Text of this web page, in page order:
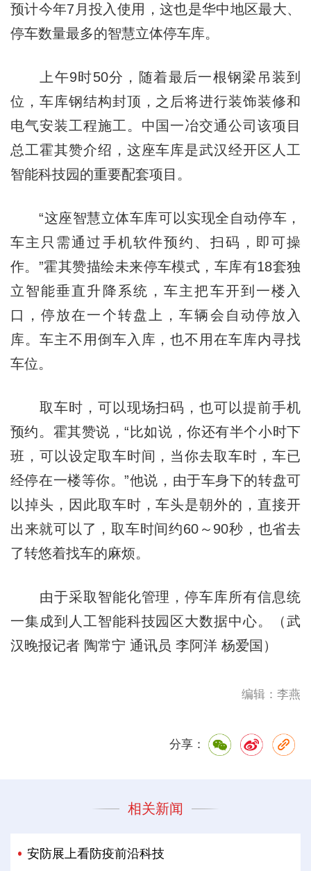
预计今年7月投入使用，这也是华中地区最大、
停车数量最多的智慧立体停车库。
上午9时50分，随着最后一根钢梁吊装到
位，车库钢结构封顶，之后将进行装饰装修和
电气安装工程施工。中国一冶交通公司该项目
总工霍其赞介绍，这座车库是武汉经开区人工
智能科技园的重要配套项目。
“这座智慧立体车库可以实现全自动停车，
车主只需通过手机软件预约、扫码，即可操
作。”霍其赞描绘未来停车模式，车库有18套独
立智能垂直升降系统，车主把车开到一楼入
口，停放在一个转盘上，车辆会自动停放入
库。车主不用倒车入库，也不用在车库内寻找
车位。
取车时，可以现场扫码，也可以提前手机
预约。霍其赞说，“比如说，你还有半个小时下
班，可以设定取车时间，当你去取车时，车已
经停在一楼等你。”他说，由于车身下的转盘可
以掉头，因此取车时，车头是朝外的，直接开
出来就可以了，取车时间约60～90秒，也省去
了转悠着找车的麻烦。
由于采取智能化管理，停车库所有信息统
一集成到人工智能科技园区大数据中心。（武
汉晚报记者 陶常宁 通讯员 李阿洋 杨爱国）
编辑：李燕
分享：
相关新闻
安防展上看防疫前沿科技